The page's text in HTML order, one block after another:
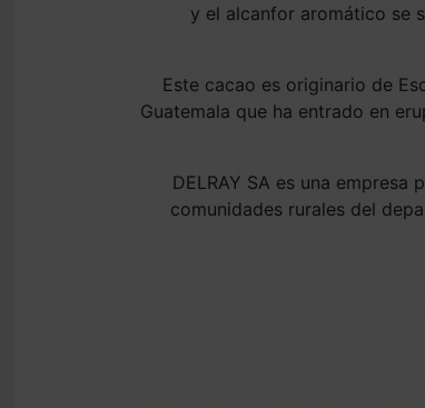
y el alcanfor aromático se
Este cacao es originario de
Guatemala que ha entrado en
DELRAY SA es una
comunidades rurales del